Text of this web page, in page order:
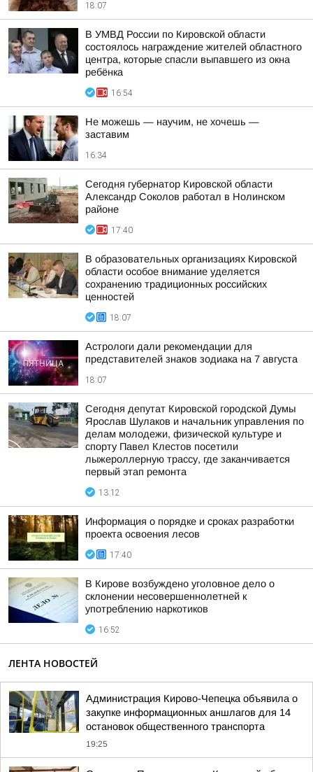
18:07
В УМВД России по Кировской области
состоялось награждение жителей областного
центра, которые спасли выпавшего из окна
ребёнка
16:54
Не можешь — научим, не хочешь —
заставим
16:34
Сегодня губернатор Кировской области
Александр Соколов работал в Нолинском
районе
17:40
В образовательных организациях Кировской
области особое внимание уделяется
сохранению традиционных российских
ценностей
18:07
Астрологи дали рекомендации для
представителей знаков зодиака на 7 августа
18:07
Сегодня депутат Кировской городской Думы
Ярослав Шулаков и начальник управления по
делам молодежи, физической культуре и
спорту Павел Клестов посетили
лыжероллерную трассу, где заканчивается
первый этап ремонта
13:12
Информация о порядке и сроках разработки
проекта освоения лесов
17:40
В Кирове возбуждено уголовное дело о
склонении несовершеннолетней к
употреблению наркотиков
16:52
ЛЕНТА НОВОСТЕЙ
Администрация Кирово-Чепецка объявила о
закупке информационных аншлагов для 14
остановок общественного транспорта
19:25